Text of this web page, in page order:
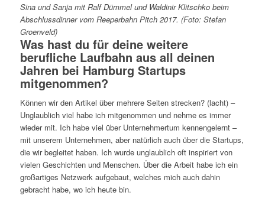
Sina und Sanja mit Ralf Dümmel und Waldinir Klitschko beim
Abschlussdinner vom Reeperbahn Pitch 2017. (Foto: Stefan
Groenveld)
Was hast du für deine weitere
berufliche Laufbahn aus all deinen
Jahren bei Hamburg Startups
mitgenommen?
Können wir den Artikel über mehrere Seiten strecken? (lacht) –
Unglaublich viel habe ich mitgenommen und nehme es immer
wieder mit. Ich habe viel über Unternehmertum kennengelernt –
mit unserem Unternehmen, aber natürlich auch über die Startups,
die wir begleitet haben. Ich wurde unglaublich oft inspiriert von
vielen Geschichten und Menschen. Über die Arbeit habe ich ein
großartiges Netzwerk aufgebaut, welches mich auch dahin
gebracht habe, wo ich heute bin.